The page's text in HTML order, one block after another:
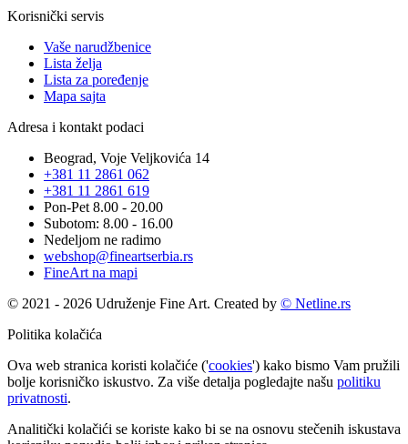
Korisnički servis
Vaše narudžbenice
Lista želja
Lista za poređenje
Mapa sajta
Adresa i kontakt podaci
Beograd, Voje Veljkovića 14
+381 11 2861 062
+381 11 2861 619
Pon-Pet 8.00 - 20.00
Subotom: 8.00 - 16.00
Nedeljom ne radimo
webshop@fineartserbia.rs
FineArt na mapi
© 2021 - 2026 Udruženje Fine Art. Created by © Netline.rs
Politika kolačića
Ova web stranica koristi kolačiće ('cookies') kako bismo Vam pružili
bolje korisničko iskustvo. Za više detalja pogledajte našu politiku
privatnosti.
Analitički kolačići se koriste kako bi se na osnovu stečenih iskustava